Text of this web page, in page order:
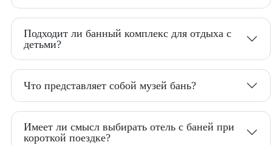
Подходит ли банный комплекс для отдыха с
детьми?
Что представляет собой музей бань?
Имеет ли смысл выбирать отель с баней при
короткой поездке?